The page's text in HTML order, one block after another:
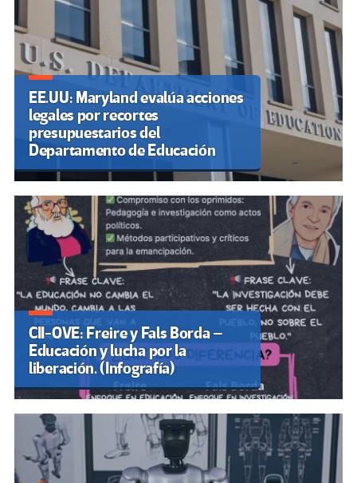
EE.UU: Maryland evalúa acciones
legales por recortes
presupuestarios del
Departamento de Educación
CII-OVE: Freire y Fals Borda –
Educación y lucha por la
liberación. (Infografía)